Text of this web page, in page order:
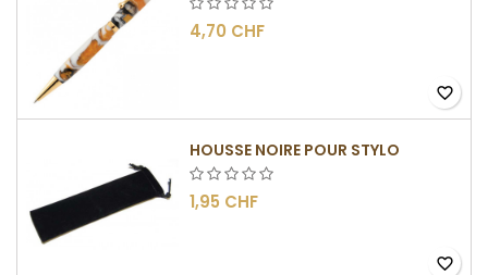
4,70 CHF
favorite_border
HOUSSE NOIRE POUR STYLO
1,95 CHF
favorite_border